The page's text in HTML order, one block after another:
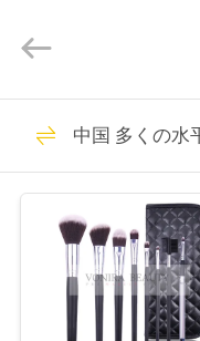
プ
2017
Reserved.
贅沢な
シ
中国 多くの水